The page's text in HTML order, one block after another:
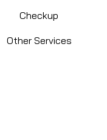
Checkup
Other Services